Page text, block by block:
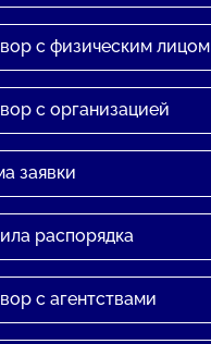
с физическим лицом
с организацией
заявки
распорядка
с агентствами